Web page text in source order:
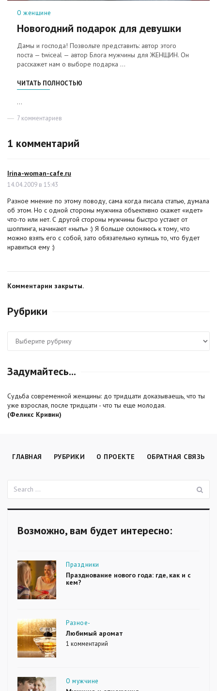
Рубрики
О женщине
Новогодний подарок для девушки
Дамы и господа! Позвольте представить: автор этого
поста — twiceal — автор Блога мужчины для ЖЕНЩИН. Он
расскажет нам о выборе подарка …
ЧИТАТЬ ПОЛНОСТЬЮ
...
7 комментариев
подарок
1 комментарий
Irina-woman-cafe.ru
14.04.2009 в 15:43
Разное мнение по этому поводу, сама когда писала статью, думала
об этом. Но с одной стороны мужчина объективно скажет «идет»
что-то или нет. С другой стороны мужчины быстро устают от
шоппинга, начинают «ныть» :) Я больше склоняюсь к тому, что
можно взять его с собой, зато обязательно купишь то, что будет
нравиться ему :)
Комментарии закрыты.
Рубрики
Рубрики
Задумайтесь...
Cудьба современной женщины: до тридцати доказываешь, что ты
уже взрослая, после тридцати - что ты еще молодая.
(Феликс Кривин)
ГЛАВНАЯ РУБРИКИ О ПРОЕКТЕ ОБРАТНАЯ СВЯЗЬ
Поиск:
Возможно, вам будет интересно:
Рубрики
Праздники
Празднование нового года: где, как и с
кем?
Рубрики
Разное-
Любимый аромат
1 комментарий
Рубрики
О мужчине